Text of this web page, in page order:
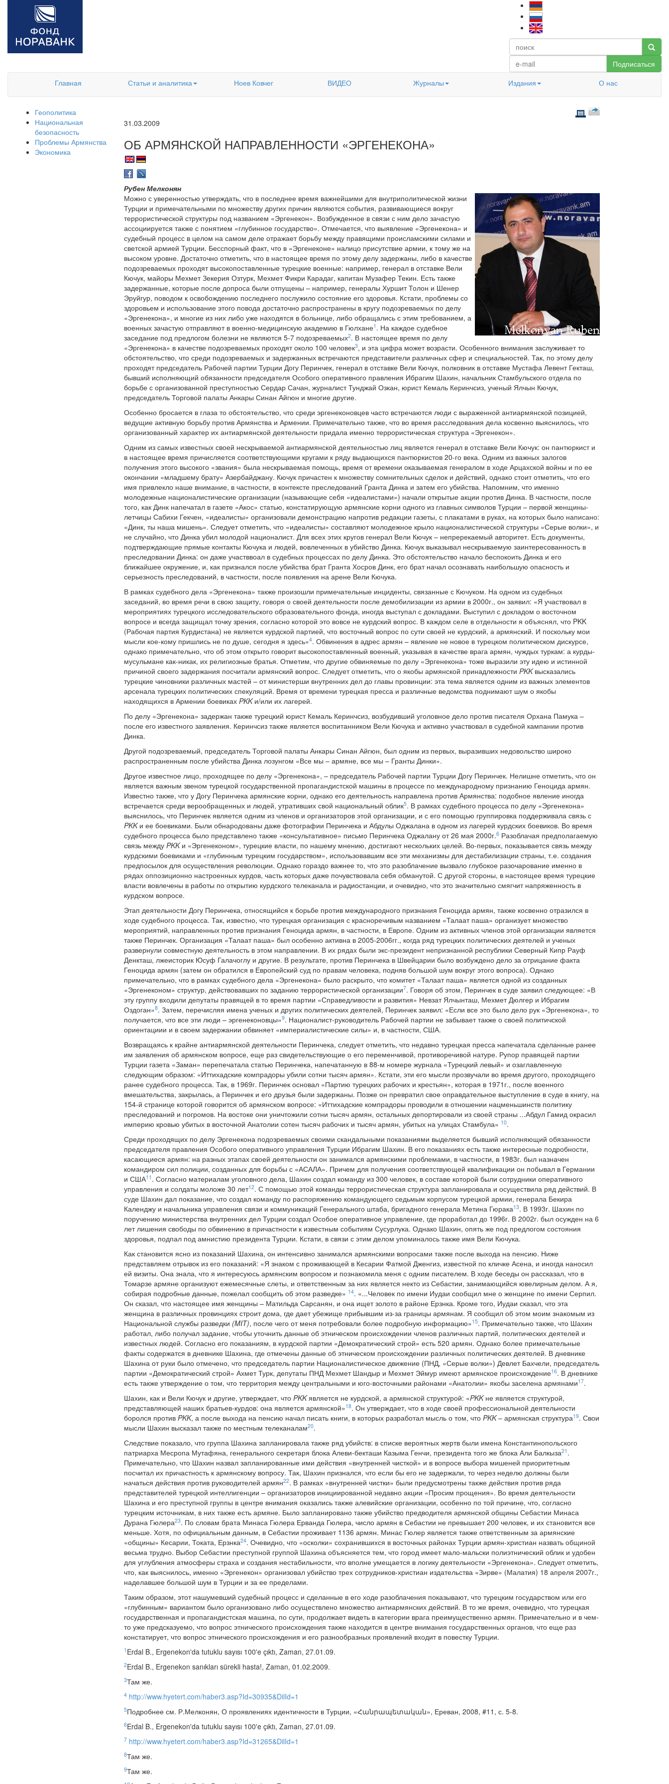
Подписаться
Главная
Статьи и аналитика Ноев Ковчег ВИДЕО Журналы Издания О нас
Геополитика
Национальная
безопасность
Проблемы Армянства
Экономика
31.03.2009
ОБ АРМЯНСКОЙ НАПРАВЛЕННОСТИ «ЭРГЕНЕКОНА»
Рубен Мелконян
Можно с уверенностью утверждать, что в последнее время важнейшими для внутриполитической жизни
Турции и примечательными по множеству других причин являются события, развивающиеся вокруг
террористической структуры под названием «Эргенекон». Возбужденное в связи с ним дело зачастую
ассоциируется также с понятием «глубинное государство». Отмечается, что выявление «Эргенекона» и
судебный процесс в целом на самом деле отражает борьбу между правящими происламскими силами и
светской армией Турции. Бесспорный факт, что в «Эргенеконе» налицо присутствие армии, к тому же на
высоком уровне. Достаточно отметить, что в настоящее время по этому делу задержаны, либо в качестве
подозреваемых проходят высокопоставленные турецкие военные: например, генерал в отставке Вели
Кючук, майоры Мехмет Зекерия Озтурк, Мехмет Фикри Карадаг, капитан Музафер Текин. Есть также
задержанные, которые после допроса были отпущены – например, генералы Хуршит Толон и Шенер
Эруйгур, поводом к освобождению последнего послужило состояние его здоровья. Кстати, проблемы со
здоровьем и использование этого повода достаточно распространены в кругу подозреваемых по делу
«Эргенекона», и многие из них либо уже находятся в больнице, либо обращались с этим требованием, а
военных зачастую отправляют в военно-медицинскую академию в Гюлхане1 . На каждое судебное
заседание под предлогом болезни не являются 5-7 подозреваемых2. В настоящее время по делу
«Эргенекона» в качестве подозреваемых проходят около 100 человек3, и эта цифра может возрасти. Особенного внимания заслуживает то
обстоятельство, что среди подозреваемых и задержанных встречаются представители различных сфер и специальностей. Так, по этому делу
проходят председатель Рабочей партии Турции Догу Перинчек, генерал в отставке Вели Кючук, полковник в отставке Мустафа Левент Гекташ,
бывший исполняющий обязанности председателя Особого оперативного правления Ибрагим Шахин, начальник Стамбульского отдела по
борьбе с организованной преступностью Сердар Сачан, журналист Тунджай Озкан, юрист Кемаль Керинчсиз, ученый Ялчын Кючук,
председатель Торговой палаты Анкары Синан Айгюн и многие другие.
Особенно бросается в глаза то обстоятельство, что среди эргенеконовцев часто встречаются люди с выраженной антиармянской позицией,
ведущие активную борьбу против Армянства и Армении. Примечательно также, что во время расследования дела косвенно выяснилось, что
организованный характер их антиармянской деятельности придала именно террористическая структура «Эргенекон».
Одним из самых известных своей нескрываемой антиармянской деятельностью лиц является генерал в отставке Вели Кючук: он пантюркист и
в настоящее время причисляется соответствующими кругами к ряду выдающихся пантюркистов 20-го века. Одним из важных залогов
получения этого высокого «звания» была нескрываемая помощь, время от времени оказываемая генералом в ходе Арцахской войны и по ее
окончании «младшему брату» Азербайджану. Кючук причастен к множеству сомнительных сделок и действий, однако стоит отметить, что его
имя привлекло наше внимание, в частности, в контексте преследований Гранта Динка и затем его убийства. Напомним, что именно
молодежные националистические организации (называющие себя «идеалистами») начали открытые акции против Динка. В частности, после
того, как Динк напечатал в газете «Акос» статью, констатирующую армянские корни одного из главных символов Турции – первой женщины-
летчицы Сабихи Гекчен, «идеалисты» организовали демонстрацию напротив редакции газеты, с плакатами в руках, на которых было написано:
«Динк, ты наша мишень». Следует отметить, что «идеалисты» составляют молодежное крыло националистической структуры «Серые волки», и
не случайно, что Динка убил молодой националист. Для всех этих кругов генерал Вели Кючук – непререкаемый авторитет. Есть документы,
подтверждающие прямые контакты Кючука и людей, вовлеченных в убийство Динка. Кючук выказывал нескрываемую заинтересованность в
преследовании Динка: он даже участввоал в судебных процессах по делу Динка. Это обстоятельство начало беспокоить Динка и его
ближайшее окружение, и, как признался после убийства брат Гранта Хосров Динк, его брат начал осознавать наибольшую опасность и
серьезность преследований, в частности, после появления на арене Вели Кючука.
В рамках судебного дела «Эргенекона» также произошли примечательные инциденты, связанные с Кючуком. На одном из судебных
заседаний, во время речи в свою защиту, говоря о своей деятельности после демобилизации из армии в 2000г., он заявил: «Я участвовал в
мероприятиях турецкого исследовательского образовательного фонда, иногда выступал с докладами. Выступил с докладом о восточном
вопросе и всегда защищал точку зрения, согласно которой это вовсе не курдский вопрос. В каждом селе в отдельности я объяснял, что PKK
(Рабочая партия Курдистана) не является курдской партией, что восточный вопрос по сути своей не курдский, а армянский. И поскольку мои
мысли кое-кому пришлись не по душе, сегодня я здесь»4. Обвинения в адрес армян – явление не новое в турецком политическом дискурсе,
однако примечательно, что об этом открыто говорит высокопоставленный военный, указывая в качестве врага армян, чуждых туркам: а курды-
мусульмане как-никак, их религиозные братья. Отметим, что другие обвиняемые по делу «Эргенекона» тоже выразили эту идею и истинной
причиной своего задержания посчитали армянский вопрос. Следует отметить, что о якобы армянской принадлежности PKKвысказались
турецкие чиновники различных мастей – от министерши внутренних дел до главы провинции: эта тема является одним из важных элементов
арсенала турецких политических спекуляций. Время от времени турецкая пресса и различные ведомства поднимают шум о якобы
находящихся в Армении боевиках PKKи/или их лагерей.
По делу «Эргенекона» задержан также турецкий юрист Кемаль Керинчсиз, возбудивший уголовное дело против писателя Орхана Памука –
после его известного заявления. Керинчсиз также является воспитанником Вели Кючука и активно участвовал в судебной кампании против
Динка.
Другой подозреваемый, председатель Торговой палаты Анкары Синан Айгюн, был одним из первых, выразивших недовольство широко
распространенным после убийства Динка лозунгом «Все мы – армяне, все мы – Гранты Динки».
Другое известное лицо, проходящее по делу «Эргенекона», – председатель Рабочей партии Турции Догу Перинчек. Нелишне отметить, что он
является важным звеном турецкой государственной пропагандистской машины в процессе по международному признанию Геноцида армян.
Известно также, что у Догу Перинчека армянские корни, однако его деятельность направлена против Армянства: подобное явление иногда
встречается среди верообращенных и людей, утративших свой национальный облик5. В рамках судебного процесса по делу «Эргенекона»
выяснилось, что Перинчек является одним из членов и организаторов этой организации, и с его помощью группировка поддерживала связь с
PKKи ее боевиками. Были обнародованы даже фотографии Перинчека и Абдулы Оджалана в одном из лагерей курдских боевиков. Во время
судебного процесса было представлено также «консультативное» письмо Перинчека Оджалану от 26 мая 2000г.6 Разоблачая предполагаемую
связь между PKKи «Эргенеконом», турецкие власти, по нашему мнению, достигают нескольких целей. Во-первых, показывается связь между
курдскими боевиками и «глубинным турецким государством», использовавшим все эти механизмы для дестабилизации страны, т.е. создания
предпосылок для осуществления революции. Однако гораздо важнее то, что это разоблачение вызвало глубокое разочарование именно в
рядах оппозиционно настроенных курдов, часть которых даже почувствовала себя обманутой. С другой стороны, в настоящее время турецкие
власти вовлечены в работы по открытию курдского телеканала и радиостанции, и очевидно, что это значительно смягчит напряженность в
курдском вопросе.
Этап деятельности Догу Перинчека, относящийся к борьбе против международного признания Геноцида армян, также косвенно отразился в
ходе судебного процесса. Так, известно, что турецкая организация с красноречивым названием «Талаат паша» организует множество
мероприятий, направленных против признания Геноцида армян, в частности, в Европе. Одним из активных членов этой организации является
также Перинчек. Организация «Талаат паша» был особенно активна в 2005-2006гг., когда ряд турецких политических деятелей и ученых
развернули совместную деятельность в этом направлении. В их рядах были экс-президент непризнанной республики Северный Кипр Рауф
Денкташ, лжеисторик Юсуф Галачоглу и другие. В результате, против Перинчека в Швейцарии было возбуждено дело за отрицание факта
Геноцида армян (затем он обратился в Европейский суд по правам человека, подняв большой шум вокруг этого вопроса). Однако
примечательно, что в рамках судебного дела «Эргенекона» было раскрыто, что комитет «Талаат паша» является одной из созданных
«Эргенеконом» структур, действовавших по заданию террористической организации7. Говоря об этом, Перинчек в суде заявил следующее: «В
эту группу входили депутаты правящей в то время партии «Справедливости и развития» Невзат Ялчынташ, Мехмет Дюлгер и Ибрагим
Оздоган»8. Затем, перечисляя имена ученых и других политических деятелей, Перинчек заявил: «Если все это было дело рук «Эргенекона», то
получается, что все эти люди – эргенеконовцы»9. Националист-руководитель Рабочей партии не забывает также о своей политичской
ориентациии и в своем задержании обвиняет «империалистические силы» и, в частности, США.
Возвращаясь к крайне антиармянской деятельности Перинчека, следует отметить, что недавно турецкая пресса напечатала сделанные ранее
им заявления об армянском вопросе, еще раз свидетельствующие о его переменчивой, противоречивой натуре. Рупор правящей партии
Турции газета «Заман» перепечатала статью Перинчека, напечатанную в 88-м номере журнала «Турецкий левый» и озаглавленную
следующим образом: «Иттихадские компрадоры убили сотни тысяч армян». Кстати, эти его мысли прозвучали во время другого, проходящего
ранее судебного процесса. Так, в 1969г. Перинчек основал «Партию турецких рабочих и крестьян», которая в 1971г., после военного
вмешательства, закрылась, а Перинчек и его друзья были задержаны. Позже он превратил свое оправдательное выступление в суде в книгу, на
154-й странице которой говорится об армянском вопросе: «Иттихадские компрадоры проводили в отношении нацменьшинств политику
преследований и погромов. На востоке они уничтожили сотни тысяч армян, остальных депортировали из своей страны ...Абдул Гамид окрасил
империю кровью убитых в восточной Анатолии сотен тысяч рабочих и тысяч армян, убитых на улицах Стамбула» 10.
Среди проходящих по делу Эргенекона подозреваемых своими скандальными показаниями выделяется бывший исполняющий обязанности
председателя правления Особого оперативного управления Турции Ибрагим Шахин. В его показаниях есть также интересные подробности,
касающиеся армян: на разных этапах своей деятельности он занимался армянскими проблемами, в частности, в 1983г. был назначен
командиром сил полиции, созданных для борьбы с «АСАЛА». Причем для получения соответствующей квалификации он побывал в Германии
и США11 . Согласно материалам уголовного дела, Шахин создал команду из 300 человек, в составе которой были сотрудники оперативного
управления и солдаты моложе 30 лет12. С помощью этой команды террористическая структура запланировала и осуществила ряд действий. В
суде Шахин дал показание, что создал команду по распоряжению командующего седьмым корпусом турецкой армии, генерала Бекира
Календжу и начальника управления связи и коммуникаций Генерального штаба, бригадного генерала Метина Гюрака13. В 1993г. Шахин по
поручению министерства внутренних дел Турции создал Особое оперативное управление, где проработал до 1996г. В 2002г. был осужден на 6
лет лишения свободы по обвинению в причастности к известным событиям Сусурлука. Однако Шахин, опять же под предлогом состояния
здоровья, подпал под амнистию президента Турции. Кстати, в связи с этим делом упоминалось также имя Вели Кючука.
Как становится ясно из показаний Шахина, он интенсивно занимался армянскими вопросами также после выхода на пенсию. Ниже
представляем отрывок из его показаний: «Я знаком с проживающей в Кесарии Фатмой Дженгиз, известной по кличке Асена, и иногда наносил
ей визиты. Она знала, что я интересуюсь армянским вопросом и познакомила меня с одним писателем. В ходе беседы он рассказал, что в
Томарзе армяне организуют ежемесячные слеты, и ответственным за них является некто из Себастии, занимающийся ювелирным делом. А я,
собирая подробные данные, пожелал сообщить об этом разведке» 14. «...Человек по имени Иудаи сообщил мне о женщине по имени Серпил.
Он сказал, что настоящее имя женщины – Матильда Сарсанян, и она ищет золото в районе Ерзнка. Кроме того, Иудаи сказал, что эта
женщина в различных провинциях строит дома, где дает убежище прибывшим из-за границы армянам. Я сообщил об этом моим знакомым из
Национальной службы разведки (MIT), после чего от меня потребовали более подробную информацию»15. Примечательно также, что Шахин
работал, либо получал задание, чтобы уточнить данные об этническом происхождении членов различных партий, политических деятелей и
известных людей. Согласно его показаниям, в курдской партии «Демократический строй» есть 520 армян. Однако более примечательные
факты содержатся в дневнике Шахина, где отмечены данные об этническом происхождении различных политических деятелей. В дневнике
Шахина от руки было отмечено, что председатель партии Националистическое движение (ПНД, «Серые волки») Девлет Бахчели, председатель
партии «Демократический строй» Ахмет Турк, депутаты ПНД Мехмет Шандыр и Мехмет Эймур имеют армянское происхождение16. В дневнике
есть также утверждение о том, что территория между центральными и юго-восточными районами «Анатолии» якобы заселена армянами17.
Шахин, как и Вели Кючук и другие, утверждает, что PKKявляется не курдской, а армянской структурой: «PKKне является структурой,
представляющей наших братьев-курдов: она является армянской»18. Он утверждает, что в ходе своей профессиональной деятельности
боролся против PKK, а после выхода на пенсию начал писать книги, в которых разработал мысль о том, что PKK– армянская структура19. Свои
мысли Шахин высказал также по местным телеканалам20.
Следствие показало, что группа Шахина запланировала также ряд убийств: в списке вероятных жертв были имена Константинопольского
патриарха Месропа Мутафяна, генерального секретаря блока Алеви-бекташи Казыма Генчи, президента того же блока Али Балкыза21 .
Примечательно, что Шахин назвал запланированные ими действия «внутренней чисткой» и в вопросе выбора мишеней приоритетным
посчитал их причастность к армянскому вопросу. Так, Шахин признался, что если бы его не задержали, то через неделю должны были
начаться действия против руководителей армян22. В рамках «внутренней чистки» были предусмотрены также действия против ряда
представителей турецкой интеллигенции – организаторов инициированной недавно акции «Просим прощения». Во время деятельности
Шахина и его преступной группы в центре внимания оказались также алевийские организации, особенно по той причине, что, согласно
турецким источникам, в них также есть армяне. Было запланировано также убийство предводителя армянской общины Себастии Минаса
Дурана Гюлера23. По словам брата Минаса Гюлера Ерванда Гюлера, число армян в Себастии не превышает 200 человек, и их становится все
меньше. Хотя, по официальным данным, в Себастии проживает 1136 армян. Минас Гюлер является также ответственным за армянские
«общины» Кесарии, Токата, Ерзнка24. Очевидно, что «осколки» сохранившихся в восточных районах Турции армян-христиан назвать общиной
весьма трудно. Выбор Себастии преступной группой Шахина объясняется тем, что город имеет мало-мальски полиэтнический облик и удобен
для углубления атмосферы страха и создания нестабильности, что вполне умещается в логику деятельности «Эргенекона». Следует отметить,
что, как выяснилось, именно «Эргенекон» организовал убийство трех сотрудников-христиан издательства «Зирве» (Малатия) 18 апреля 2007г.,
наделавшее большой шум в Турции и за ее пределами.
Таким образом, этот нашумевший судебный процесс и сделанные в его ходе разоблачения показывают, что турецким государством или его
«глубинным» вариантом было организовано либо осуществлено множество антиармянских действий. В то же время, очевидно, что турецкая
государственная и пропагандистская машина, по сути, продолжает видеть в категории врага преимущественно армян. Примечательно и в чем-
то уже предсказуемо, что вопрос этнического происхождения также находится в центре внимания государственных органов, что еще раз
констатирует, что вопрос этнического происхождения и его разнообразных проявлений входит в повестку Турции.
1 Erdal B., Ergenekon'da tutuklu sayısı 100'e çıktı, Zaman, 27.01.09.
2Erdal B., Ergenekon sanıkları sürekli hasta!, Zaman, 01.02.2009.
3Там же.
4 http://www.hyetert.com/haber3.asp?Id=30935&DilId=1
5Подробнее см. Р.Мелконян, О проявлениях идентичности в Турции, «Հանրապետական», Ереван, 2008, #11, с. 5-8.
6Erdal B., Ergenekon'da tutuklu sayısı 100'e çıktı, Zaman, 27.01.09.
7 http://www.hyetert.com/haber3.asp?Id=31265&DilId=1
8Там же.
9Там же.